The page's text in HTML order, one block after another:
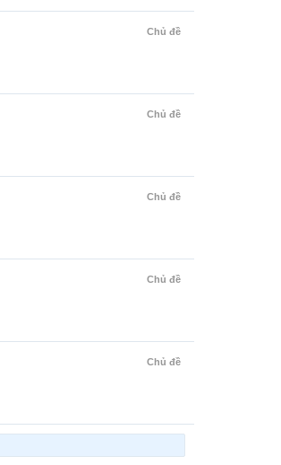
Chủ đề
Chủ đề
Chủ đề
Chủ đề
Chủ đề